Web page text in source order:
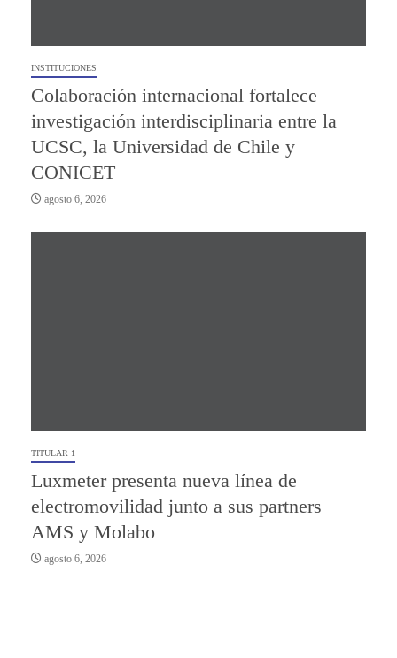
INSTITUCIONES
Colaboración internacional fortalece
investigación interdisciplinaria entre la
UCSC, la Universidad de Chile y
CONICET
agosto 6, 2026
TITULAR 1
Luxmeter presenta nueva línea de
electromovilidad junto a sus partners
AMS y Molabo
agosto 6, 2026